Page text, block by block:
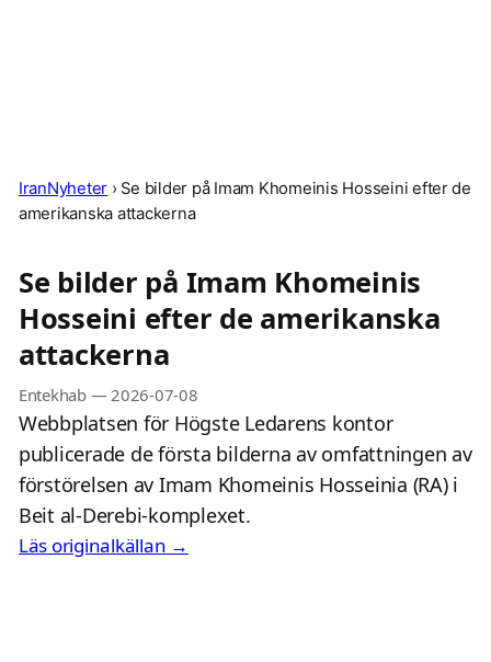
IranNyheter › Se bilder på Imam Khomeinis Hosseini efter de
amerikanska attackerna
Se bilder på Imam Khomeinis
Hosseini efter de amerikanska
attackerna
Entekhab— 2026-07-08
Webbplatsen för Högste Ledarens kontor
publicerade de första bilderna av omfattningen av
förstörelsen av Imam Khomeinis Hosseinia (RA) i
Beit al-Derebi-komplexet.
Läs originalkällan →